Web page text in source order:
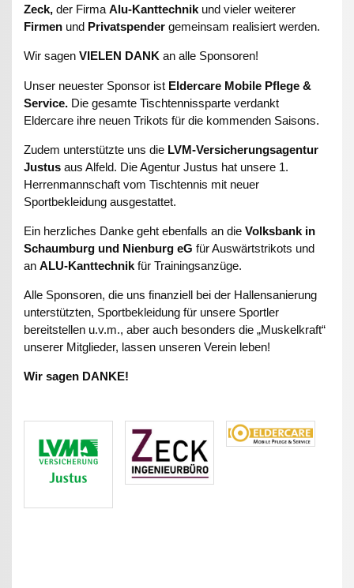
Zeck,der FirmaAlu-Kanttechnik und vieler weiterer
Firmen und Privatspender gemeinsam realisiert werden.
Wir sagen VIELEN DANK an alle Sponsoren!
Unser neuester Sponsor ist Eldercare Mobile Pflege &
Service. Die gesamte Tischtennissparte verdankt
Eldercare ihre neuen Trikots für die kommenden Saisons.
Zudem unterstützte uns die LVM-Versicherungsagentur
Justus aus Alfeld. Die Agentur Justus hat unsere 1.
Herrenmannschaft vom Tischtennis mit neuer
Sportbekleidung ausgestattet.
Ein herzliches Danke geht ebenfalls an dieVolksbank in
Schaumburg und Nienburg eG für Auswärtstrikots und
anALU-Kanttechnik für Trainingsanzüge.
Alle Sponsoren, die uns finanziell bei der Hallensanierung
unterstützten, Sportbekleidung für unsere Sportler
bereitstellen u.v.m., aber auch besonders die „Muskelkraft“
unserer Mitglieder, lassen unseren Verein leben!
Wir sagen DANKE!